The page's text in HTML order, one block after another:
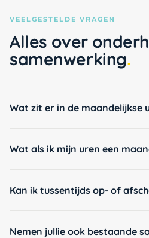
VEELGESTELDE VRAGEN
Alles over
samenwerking
Wat zit er in de maandelijkse
Wat als ik mijn uren een
Kan ik tussentijds op- of
Nemen jullie ook bestaande